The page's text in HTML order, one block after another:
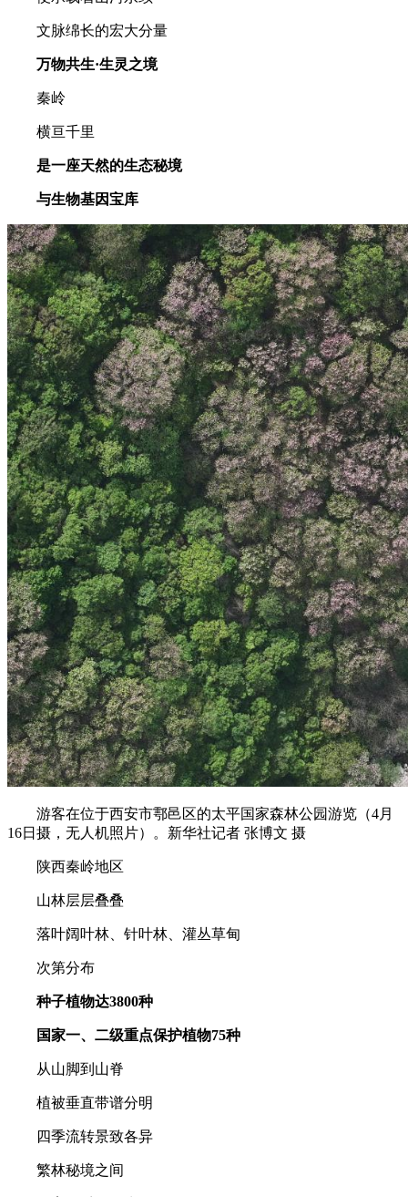
文脉绵长的宏大分量
万物共生·生灵之境
秦岭
横亘千里
是一座天然的生态秘境
与生物基因宝库
游客在位于西安市鄠邑区的太平国家森林公园游览（4月
16日摄，无人机照片）。新华社记者 张博文 摄
陕西秦岭地区
山林层层叠叠
落叶阔叶林、针叶林、灌丛草甸
次第分布
种子植物达3800种
国家一、二级重点保护植物75种
从山脚到山脊
植被垂直带谱分明
四季流转景致各异
繁林秘境之间